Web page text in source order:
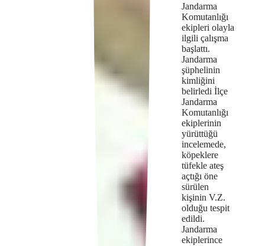
Jandarma
Komutanlığı
ekipleri olayla
ilgili çalışma
başlattı.
Jandarma
şüphelinin
kimliğini
belirledi İlçe
Jandarma
Komutanlığı
ekiplerinin
yürüttüğü
incelemede,
köpeklere
tüfekle ateş
açtığı öne
sürülen
kişinin V.Z.
olduğu tespit
edildi.
Jandarma
ekiplerince